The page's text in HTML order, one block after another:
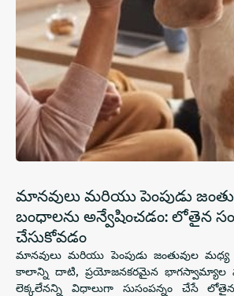
మానవులు మరియు పెంపుడు
బంధాలను అన్వేషించడం: లోతైన
చేసుకోవడం
మానవులు మరియు పెంపుడు జంతువుల
కాలాన్ని దాటి, ప్రయోజనకరమైన భాగస్వామ్యాల
లెక్కలేనన్ని విధాలుగా సుసంపన్నం చేసే